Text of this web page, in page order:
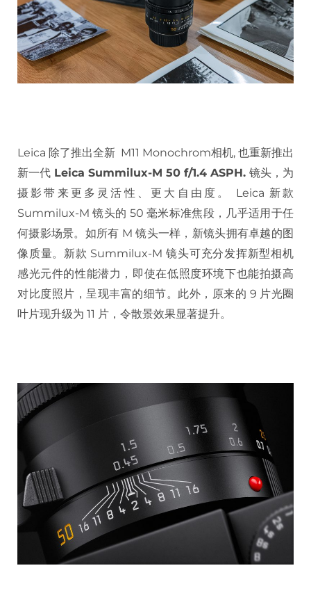
Leica 除了推出全新 M11 Monochrom相机, 也重新推出
新一代 Leica Summilux-M 50 f/1.4 ASPH. 镜头，为
摄影带来更多灵活性、更大自由度。 Leica 新款
Summilux-M 镜头的 50 毫米标准焦段，几乎适用于任
何摄影场景。如所有 M 镜头一样，新镜头拥有卓越的图
像质量。新款 Summilux-M 镜头可充分发挥新型相机
感光元件的性能潜力，即使在低照度环境下也能拍摄高
对比度照片，呈现丰富的细节。此外，原来的 9 片光圈
叶片现升级为 11 片，令散景效果显著提升。